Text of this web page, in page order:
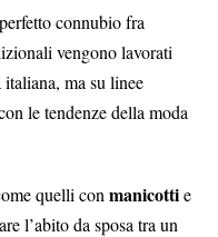
connubio fra
vengono lavorati
ma su linee
le tendenze della moda
quelli con manicottie
l’abito da sposa tra un